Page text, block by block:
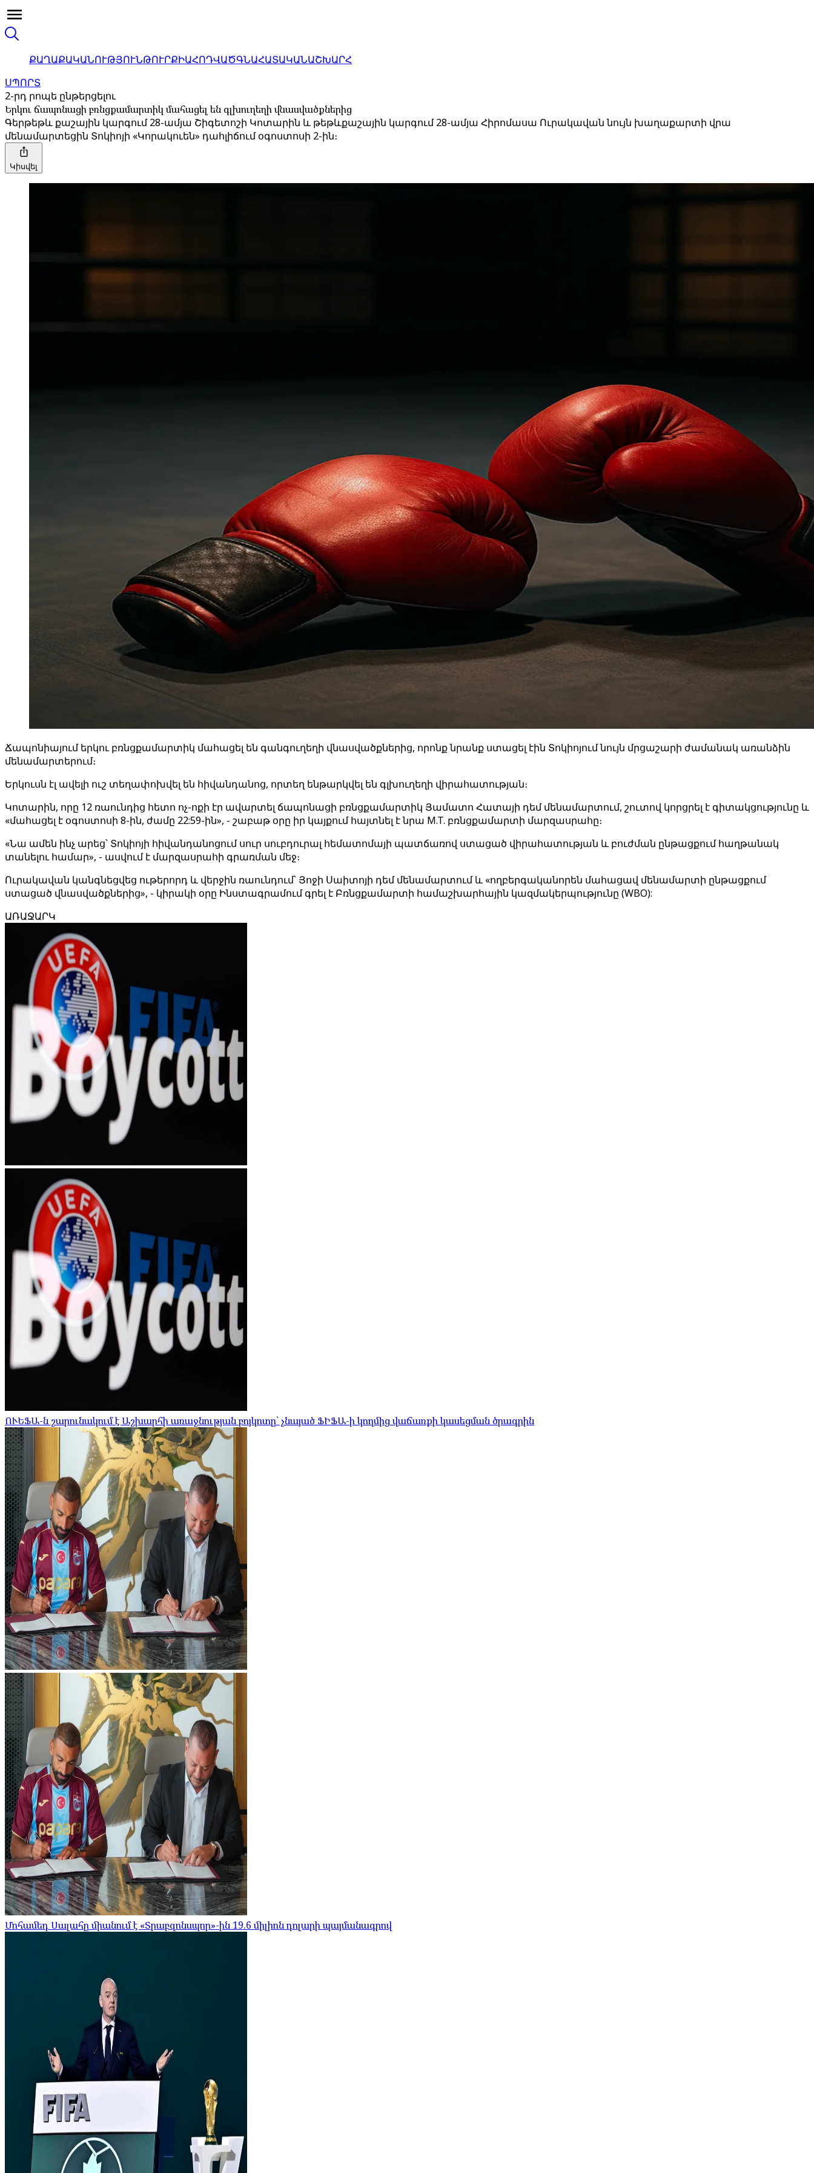
ՔԱՂԱՔԱԿԱՆՈՒԹՅՈՒՆԹՈՒՐՔԻԱՀՈԴՎԱԾԳՆԱՀԱՏԱԿԱՆԱՇԽԱՐՀ
ՍՊՈՐՏ
2-րդ րոպե ընթերցելու
Երկու ճապոնացի բռնցքամարտիկ մահացել են գլխուղեղի վնասվածքներից
Գերթեթև քաշային կարգում 28-ամյա Շիգետոշի Կոտարին և թեթևքաշային կարգում 28-ամյա Հիրոմասա Ուրակավան նույն խաղաքարտի վրա
մենամարտեցին Տոկիոյի «Կորակուեն» դահլիճում օգոստոսի 2-ին։
Կիսվել
Ճապոնիայում երկու բռնցքամարտիկ մահացել են գանգուղեղի վնասվածքներից, որոնք նրանք ստացել էին Տոկիոյում նույն մրցաշարի ժամանակ առանձին
մենամարտերում։
Երկուսն էլ ավելի ուշ տեղափոխվել են հիվանդանոց, որտեղ ենթարկվել են գլխուղեղի վիրահատության։
Կոտարին, որը 12 ռաունդից հետո ոչ-ոքի էր ավարտել ճապոնացի բռնցքամարտիկ Յամատո Հատայի դեմ մենամարտում, շուտով կորցրել է գիտակցությունը և
«մահացել է օգոստոսի 8-ին, ժամը 22:59-ին», - շաբաթ օրը իր կայքում հայտնել է նրա M.T. բռնցքամարտի մարզասրահը։
«Նա ամեն ինչ արեց՝ Տոկիոյի հիվանդանոցում սուր սուբդուրալ հեմատոմայի պատճառով ստացած վիրահատության և բուժման ընթացքում հաղթանակ
տանելու համար», - ասվում է մարզասրահի գրառման մեջ։
Ուրակավան կանգնեցվեց ութերորդ և վերջին ռաունդում՝ Յոջի Սաիտոյի դեմ մենամարտում և «ողբերգականորեն մահացավ մենամարտի ընթացքում
ստացած վնասվածքներից», - կիրակի օրը Ինստագրամում գրել է Բռնցքամարտի համաշխարհային կազմակերպությունը (WBO):
ԱՌԱՋԱՐԿ
ՈՒԵՖԱ-ն շարունակում է Աշխարհի առաջնության բոյկոտը՝ չնայած ՖԻՖԱ-ի կողմից վաճառքի կասեցման ծրագրին
Մոհամեդ Սալահը միանում է «Տրաբզոնսպոր»-ին 19.6 միլիոն դոլարի պայմանագրով